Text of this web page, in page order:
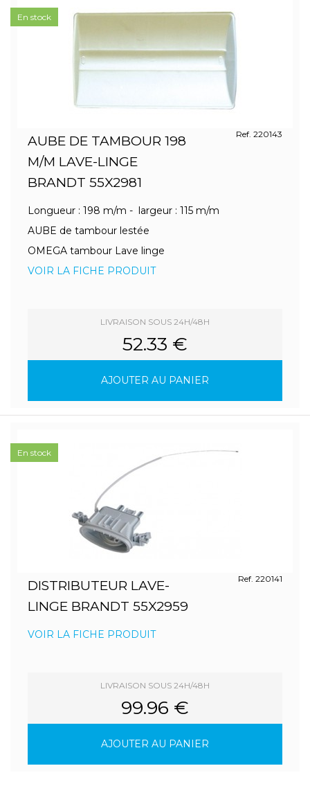
AUBE DE TAMBOUR 198
M/M LAVE-LINGE
BRANDT 55X2981
Ref. 220143
Longueur : 198 m/m - largeur : 115 m/m
AUBE de tambour lestée
OMEGA tambour Lave linge
VOIR LA FICHE PRODUIT
LIVRAISON SOUS 24H/48H
52.33 €
AJOUTER AU PANIER
En stock
DISTRIBUTEUR LAVE-
LINGE BRANDT 55X2959
Ref. 220141
VOIR LA FICHE PRODUIT
LIVRAISON SOUS 24H/48H
99.96 €
AJOUTER AU PANIER
En stock